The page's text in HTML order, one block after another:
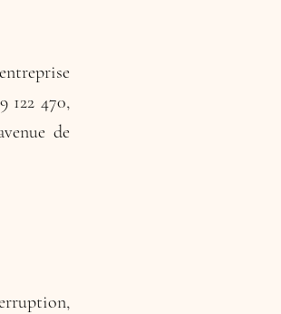
122 470,
de